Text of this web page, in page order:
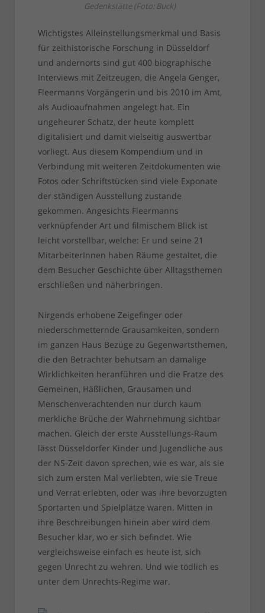
Gedenkstätte (Foto: Buck)
Wichtigstes Alleinstellungsmerkmal und Basis
für zeithistorische Forschung in Düsseldorf
und andernorts sind gut 400 biographische
Interviews mit Zeitzeugen, die Angela Genger,
Fleermanns Vorgängerin und bis 2010 im Amt,
als Audioaufnahmen angelegt hat. Ein
ungeheurer Schatz, der heute komplett
digitalisiert und damit vielseitig auswertbar
vorliegt. Aus diesem Kompendium und in
Verbindung mit weiteren Zeitdokumenten wie
Fotos oder Schriftstücken sind viele Exponate
der ständigen Ausstellung zustande
gekommen. Angesichts Fleermanns
verknüpfender Art und filmischem Blick ist
leicht vorstellbar, welche: Er und seine 21
MitarbeiterInnen haben Räume gestaltet, die
dem Besucher Geschichte über Alltagsthemen
erschließen und näherbringen.
Nirgends erhobene Zeigefinger oder
niederschmetternde Grausamkeiten, sondern
im ganzen Haus Bezüge zu Gegenwartsthemen,
die den Betrachter behutsam an damalige
Wirklichkeiten heranführen und die Fratze des
Gemeinen, Häßlichen, Grausamen und
Menschenverachtenden nur durch kaum
merkliche Brüche der Wahrnehmung sichtbar
machen. Gleich der erste Ausstellungs-Raum
lässt Düsseldorfer Kinder und Jugendliche aus
der NS-Zeit davon sprechen, wie es war, als sie
sich zum ersten Mal verliebten, wie sie Treue
und Verrat erlebten, oder was ihre bevorzugten
Sportarten und Spielplätze waren. Mitten in
ihre Beschreibungen hinein aber wird dem
Besucher klar, wo er sich befindet. Wie
vergleichsweise einfach es heute ist, sich
gegen Unrecht zu wehren. Und wie tödlich es
unter dem Unrechts-Regime war.